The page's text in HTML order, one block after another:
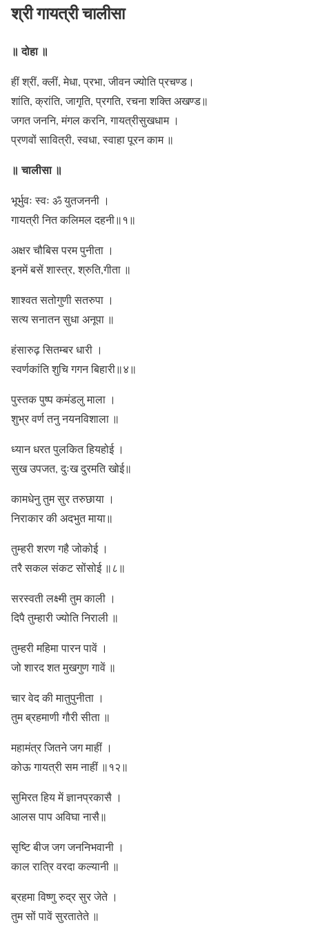
श्री गायत्री चालीसा
॥ दोहा ॥
हीं श्रीं, क्लीं, मेधा, प्रभा, जीवन ज्योति प्रचण्ड।
शांति, क्रांति, जागृति, प्रगति, रचना शक्ति अखण्ड॥
जगत जननि, मंगल करनि, गायत्रीसुखधाम ।
प्रणवों सावित्री, स्वधा, स्वाहा पूरन काम ॥
॥ चालीसा ॥
भूर्भुवः स्वः ॐ युतजननी ।
गायत्री नित कलिमल दहनी॥१॥
अक्षर चौबिस परम पुनीता ।
इनमें बसें शास्त्र, श्रुति,गीता ॥
शाश्वत सतोगुणी सतरुपा ।
सत्य सनातन सुधा अनूपा ॥
हंसारुढ़ सितम्बर धारी ।
स्वर्णकांति शुचि गगन बिहारी॥४॥
पुस्तक पुष्प कमंडलु माला ।
शुभ्र वर्ण तनु नयनविशाला ॥
ध्यान धरत पुलकित हियहोई ।
सुख उपजत, दुःख दुरमति खोई॥
कामधेनु तुम सुर तरुछाया ।
निराकार की अदभुत माया॥
तुम्हरी शरण गहै जोकोई ।
तरै सकल संकट सोंसोई ॥८॥
सरस्वती लक्ष्मी तुम काली ।
दिपै तुम्हारी ज्योति निराली ॥
तुम्हरी महिमा पारन पावें ।
जो शारद शत मुखगुण गावें ॥
चार वेद की मातुपुनीता ।
तुम ब्रहमाणी गौरी सीता ॥
महामंत्र जितने जग माहीं ।
कोऊ गायत्री सम नाहीं ॥१२॥
सुमिरत हिय में ज्ञानप्रकासै ।
आलस पाप अविघा नासै॥
सृष्टि बीज जग जननिभवानी ।
काल रात्रि वरदा कल्यानी ॥
ब्रहमा विष्णु रुद्र सुर जेते ।
तुम सों पावें सुरतातेते ॥